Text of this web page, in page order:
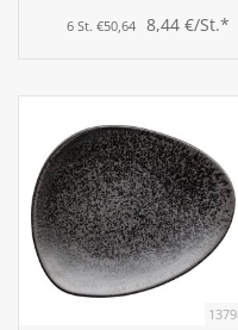
6 St. €50,64 8,44 €/St.*